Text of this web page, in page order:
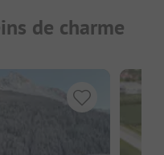
de charme